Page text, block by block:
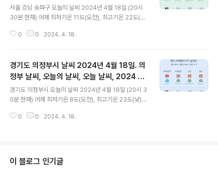
18, 초미세먼지, 미세먼지, 황사, 자외선
서울 강남 송파구 오늘의 날씨 2024년 4월 18일 (20시
30분 현재) 어제 최저기온 11도(오전), 최고기온 22도(낮)
도 높은 최저기온, 어제보다 4도 높은 최고기온입니다 아
중 최고기온입니다 * 눈비 올 확률은 위 이미지에서 시간별
기상 상태 참조 대기상황 공기질은 어제 초미세먼지 나쁨
= 36 ㎍/m³ 미세먼지는 매우 나쁨 = 223 ㎍/m³ 황사
는 보통 = 157 ㎍/m³ 자외선 (오후) = 나쁨 오늘 초미세
먼지 좋음 = 14 ㎍/m³ 미세먼지는 보통 = 62 ㎍/m³ 황
사는 보통 = 40 ㎍/m³ 자외선 (..
0 0 2024. 4. 18.
경기도 의정부시 날씨 2024년 4월 18일. 의
정부 날씨, 오늘의 날씨, 오늘 날씨, 2024 04
18, 초미세먼지, 미세먼지, 황사, 자외선
경기도 의정부시 오늘의 날씨 2024년 4월 18일 (20시 3
0분 현재) 어제 최저기온 8도(오전), 최고기온 23도(낮)
도 높은 최저기온, 어제보다 3도 높은 최고기온입니다 아
서 시간별 기상 상태 참조 대기상황 공기질은 어제 초미세
먼지 보통 = 34 ㎍/m³ 미세먼지는 매우 나쁨 = 203 ㎍/
0 0 2024. 4. 18.
이 블로그 인기글